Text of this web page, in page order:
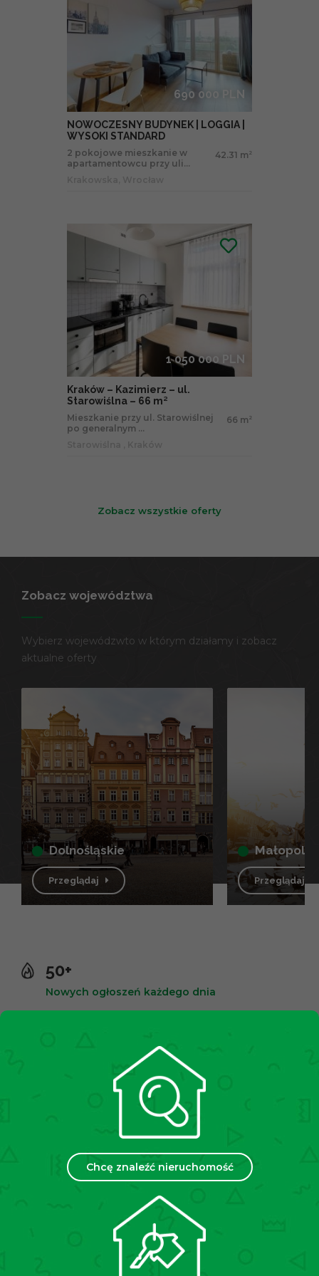
Chcę znaleźć nieruchomość
690 000 PLN
NOWOCZESNY BUDYNEK | LOGGIA |
WYSOKI STANDARD
2 pokojowe mieszkanie w
apartamentowcu przy uli...
42.31 m 2
1 050 000 PLN
Kraków – Kazimierz – ul.
Starowiślna – 66 m²
Mieszkanie przy ul. Starowiślnej
po generalnym ...
66 m 2
Zobacz wszystkie oferty
Zobacz województwa
Wybierz wojewódzwto w którym działamy i zobacz
aktualne oferty
dolnośląskie
Przeglądaj Przeglądaj
50+
Nowych ogłoszeń każdego dnia
Zadowolonych klientów
35